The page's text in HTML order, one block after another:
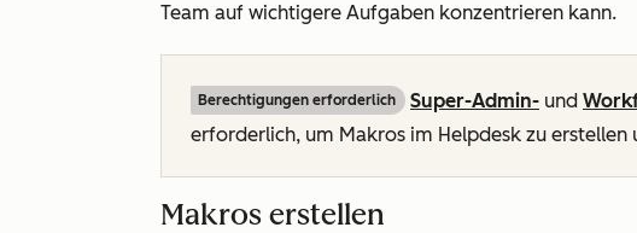
Team auf wichtigere Aufgaben konzentrieren kann.
Berechtigungen erforderlich Super-Admin- und
erforderlich, um Makros im Helpdesk zu erstellen
Makros erstellen